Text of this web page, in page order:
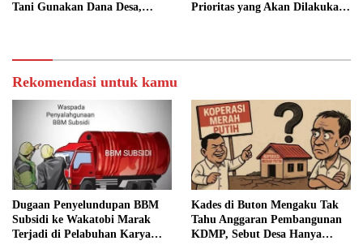
Tani Gunakan Dana Desa,
Prioritas yang Akan Dilakukan:
Rekomendasi untuk kamu
Dugaan Penyelundupan BBM
Subsidi ke Wakatobi Marak
Terjadi di Pelabuhan Karya
Kades di Buton Mengaku Tak
Tahu Anggaran Pembangunan
KDMP, Sebut Desa Hanya